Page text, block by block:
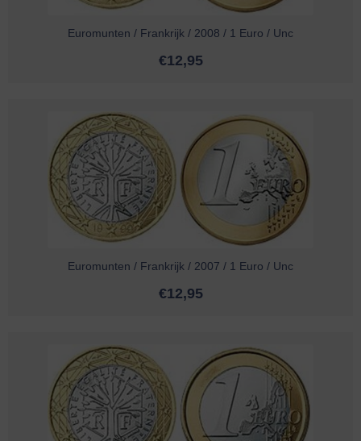
Euromunten / Frankrijk / 2008 / 1 Euro / Unc
€12,95
Euromunten / Frankrijk / 2007 / 1 Euro / Unc
€12,95